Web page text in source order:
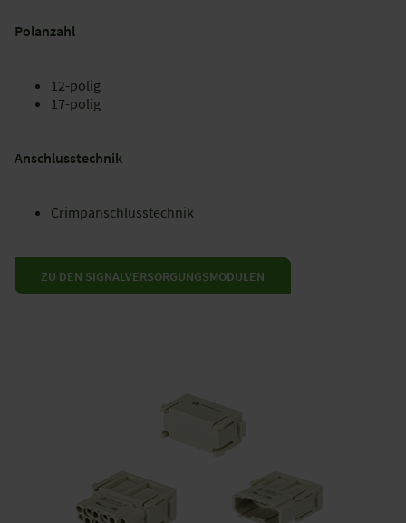
Polanzahl
12-polig
17-polig
Anschlusstechnik
Crimpanschlusstechnik
ZU DEN SIGNALVERSORGUNGSMODULEN